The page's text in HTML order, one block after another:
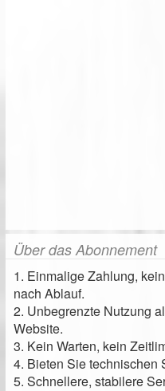
Über das Abonnement
1. Einmalige Zahlung,
nach Ablauf.
2. Unbegrenzte Nutzung
Website.
3. Kein Warten, kein
4. Bieten Sie technischen
5. Schnellere, stabilere